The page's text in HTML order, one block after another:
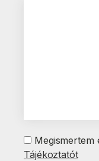
Megismertem
Tájékoztatót